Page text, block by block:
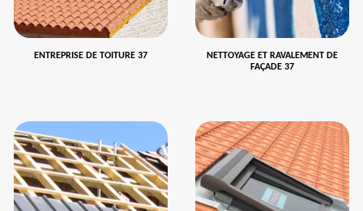
ENTREPRISE DE TOITURE 37
NETTOYAGE ET RAVALEMENT DE
FAÇADE 37